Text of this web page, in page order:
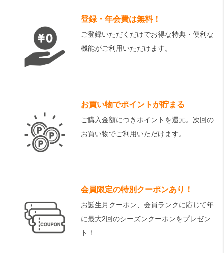
登録・年会費は無料！
ご登録いただくだけでお得な特典・便利な
機能がご利用いただけます。
お買い物でポイントが貯まる
ご購入金額につきポイントを還元。次回の
お買い物でご利用いただけます。
会員限定の特別クーポンあり！
お誕生月クーポン、会員ランクに応じて年
に最大2回のシーズンクーポンをプレゼン
ト！